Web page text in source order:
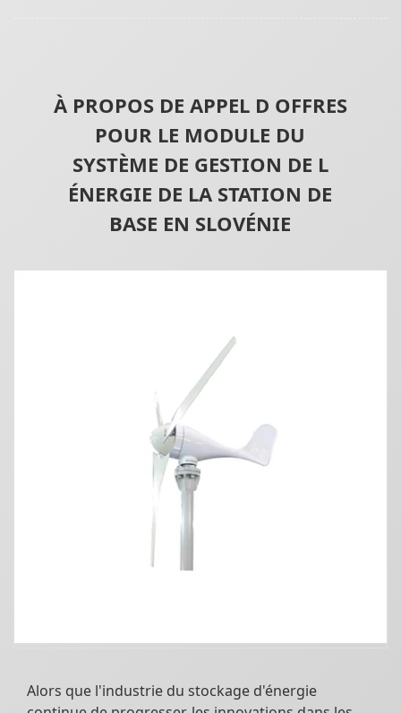
À PROPOS DE APPEL D OFFRES
POUR LE MODULE DU
SYSTÈME DE GESTION DE L
ÉNERGIE DE LA STATION DE
BASE EN SLOVÉNIE
Alors que l'industrie du stockage d'énergie